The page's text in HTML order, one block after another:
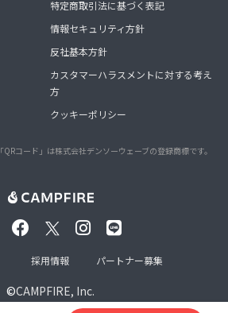
特定商取引法に基づく表記
情報セキュリティ方針
反社基本方針
カスタマーハラスメントに対する考え
方
クッキーポリシー
「QRコード」は株式会社デンソーウェーブの登録商標です。
©CAMPFIRE, Inc.
採用情報 パートナー募集